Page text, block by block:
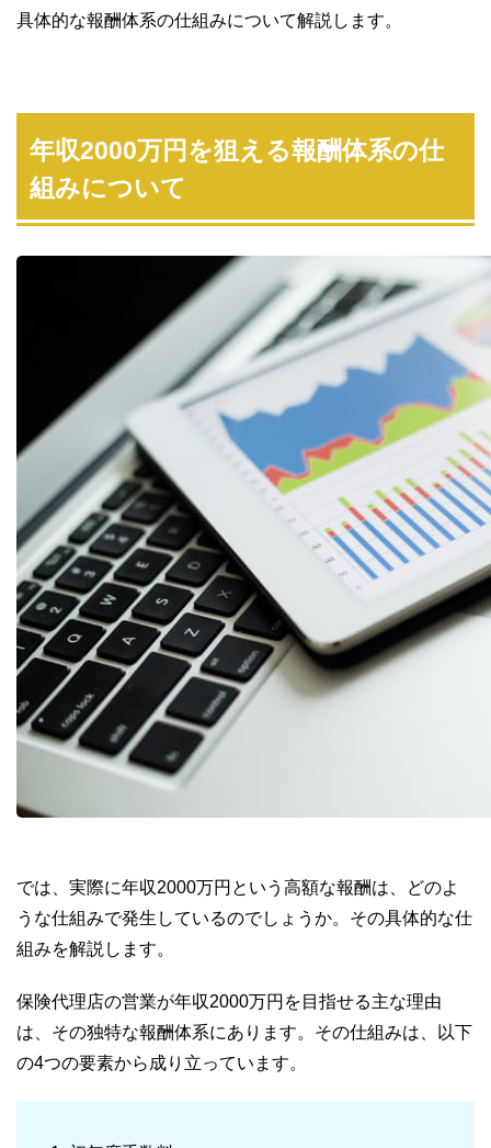
具体的な報酬体系の仕組みについて解説します。
年収2000万円を狙える報酬体系の仕
組みについて
では、実際に年収2000万円という高額な報酬は、どのよ
うな仕組みで発生しているのでしょうか。その具体的な仕
組みを解説します。
保険代理店の営業が年収2000万円を目指せる主な理由
は、その独特な報酬体系にあります。その仕組みは、以下
の4つの要素から成り立っています。